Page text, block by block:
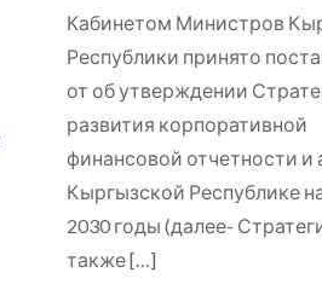
Кабинетом Министров
Республики принято
от об утверждении
развития корпоративной
финансовой отчетности и
Кыргызской Республике
2030 годы (далее-
также[…]